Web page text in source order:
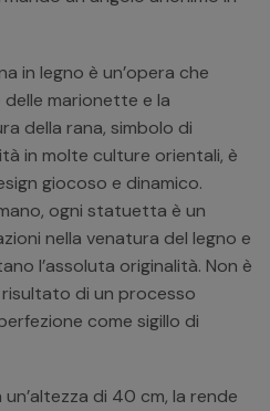
in legno è un’opera che
marionette e la
della rana, simbolo di
in molte culture orientali, è
giocoso e dinamico.
ogni statuetta è un
nella venatura del legno e
l’assoluta originalità. Non è
di un processo
come sigillo di
di 40 cm, la rende